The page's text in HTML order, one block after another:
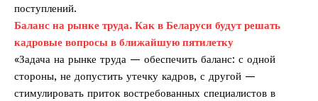
Газета
"Драгічынскі Веснік"
поступлений.
Баланс на рынке труда. Как в Беларуси будут решать
кадровые вопросы в ближайшую пятилетку
«Задача на рынке труда — обеспечить баланс: с одной
стороны, не допустить утечку кадров, с другой —
стимулировать приток востребованных специалистов в